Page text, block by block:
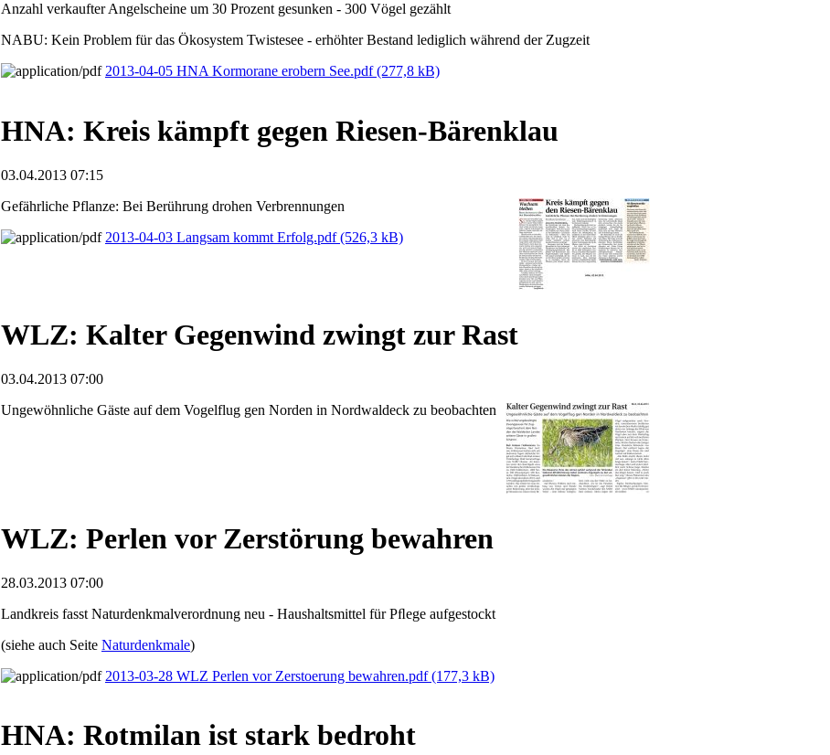
Anzahl verkaufter Angelscheine um 30 Prozent gesunken - 300 Vögel gezählt
NABU: Kein Problem für das Ökosystem Twistesee - erhöhter Bestand lediglich während der Zugzeit
2013-04-05 HNA Kormorane erobern See.pdf(277,8 kB)
HNA: Kreis kämpft gegen Riesen-Bärenklau
03.04.2013 07:15
Gefährliche Pflanze: Bei Berührung drohen Verbrennungen
2013-04-03 Langsam kommt Erfolg.pdf(526,3 kB)
WLZ: Kalter Gegenwind zwingt zur Rast
03.04.2013 07:00
Ungewöhnliche Gäste auf dem Vogelflug gen Norden in Nordwaldeck zu beobachten
WLZ: Perlen vor Zerstörung bewahren
28.03.2013 07:00
Landkreis fasst Naturdenkmalverordnung neu - Haushaltsmittel für Pﬂege aufgestockt
(siehe auch Seite Naturdenkmale)
2013-03-28 WLZ Perlen vor Zerstoerung bewahren.pdf(177,3 kB)
HNA: Rotmilan ist stark bedroht